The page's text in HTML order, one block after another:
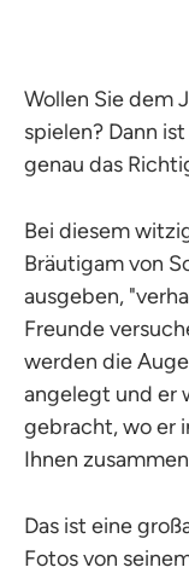
Wollen Sie dem
spielen? Dann
genau das
Bei diesem
Bräutigam von
ausgeben,
Freunde
werden die
angelegt und er
gebracht, wo er
Ihnen
Das ist eine
Fotos von